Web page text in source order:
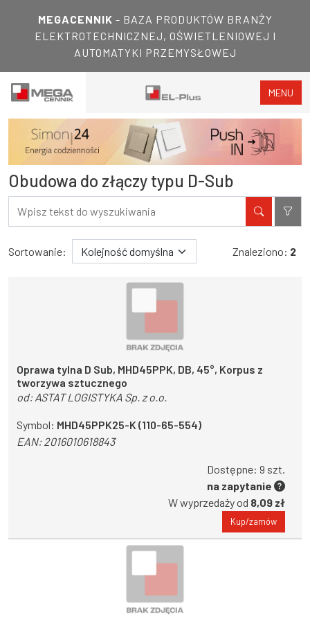
MEGACENNIK - BAZA PRODUKTÓW BRANŻY
ELEKTROTECHNICZNEJ, OŚWIETLENIOWEJ I
AUTOMATYKI PRZEMYSŁOWEJ
MENU
Obudowa do złączy typu D-Sub
Filtry
Wyniki wyszukiwania
Sortowanie: Znaleziono: 2
Oprawa tylna D Sub, MHD45PPK, DB, 45°, Korpus z
tworzywa sztucznego
od: ASTAT LOGISTYKA Sp. z o.o.
Symbol: MHD45PPK25-K (110-65-554)
EAN: 2016010618843
Dostępne: 9 szt.
na zapytanie
W wyprzedaży od 8,09 zł
Kup/zamów